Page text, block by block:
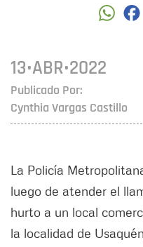
Publicado Por:
Cynthia Vargas Castillo
13•ABR•2022
La Policía
luego de atender el
hurto a un local
la localidad de